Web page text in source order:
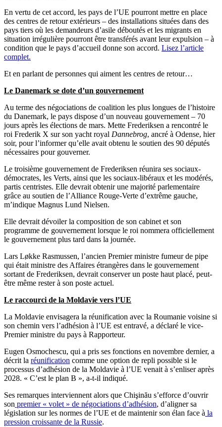
En vertu de cet accord, les pays de l’UE pourront mettre en place
des centres de retour extérieurs – des installations situées dans des
pays tiers où les demandeurs d’asile déboutés et les migrants en
situation irrégulière pourront être transférés avant leur expulsion – à
condition que le pays d’accueil donne son accord. Lisez l’article
complet.
Et en parlant de personnes qui aiment les centres de retour…
Le Danemark se dote d’un gouvernement
Au terme des négociations de coalition les plus longues de l’histoire
du Danemark, le pays dispose d’un nouveau gouvernement – 70
jours après les élections de mars. Mette Frederiksen a rencontré le
roi Frederik X sur son yacht royal Dannebrog, ancré à Odense, hier
soir, pour l’informer qu’elle avait obtenu le soutien des 90 députés
nécessaires pour gouverner.
Le troisième gouvernement de Frederiksen réunira ses sociaux-
démocrates, les Verts, ainsi que les sociaux-libéraux et les modérés,
partis centristes. Elle devrait obtenir une majorité parlementaire
grâce au soutien de l’Alliance Rouge-Verte d’extrême gauche,
m’indique Magnus Lund Nielsen.
Elle devrait dévoiler la composition de son cabinet et son
programme de gouvernement lorsque le roi nommera officiellement
le gouvernement plus tard dans la journée.
Lars Løkke Rasmussen, l’ancien Premier ministre fumeur de pipe
qui était ministre des Affaires étrangères dans le gouvernement
sortant de Frederiksen, devrait conserver un poste haut placé, peut-
être même rester à son poste actuel.
Le raccourci de la Moldavie vers l’UE
La Moldavie envisagera la réunification avec la Roumanie voisine si
son chemin vers l’adhésion à l’UE est entravé, a déclaré le vice-
Premier ministre du pays à Rapporteur.
Eugen Osmochescu, qui a pris ses fonctions en novembre dernier, a
décrit la réunification comme une option de repli possible si le
processus d’adhésion de la Moldavie à l’UE venait à s’enliser après
2028. « C’est le plan B », a-t-il indiqué.
Ses remarques interviennent alors que Chişinău s’efforce d’ouvrir
son premier « volet » de négociations d’adhésion, d’aligner sa
législation sur les normes de l’UE et de maintenir son élan face à la
pression croissante de la Russie.